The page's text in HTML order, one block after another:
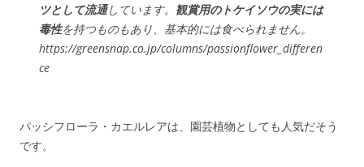
ツとして流通しています。 観賞用のトケイソウの実には
毒性を持つものもあり、基本的には食べられません。
https://greensnap.co.jp/columns/passionflower_differen
ce
パッシフローラ・カエルレアは、園芸植物としても人気だそう
です。